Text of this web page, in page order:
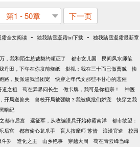
第1 - 50章 下一页
全文阅读 - 独我踏雪凝霜txt下载 - 独我踏雪凝霜最新章
，我和陌生总裁契约领证了 都市女儿国
民间风水师笔
丹田，下午在你坟前烧纸 影视：我在三十而已做曹贼
快
路，反派逼我当团宠
快穿之年代文那些不甘心的悲催
道之祖 苟在异界问长生 做卡牌，我可是你祖宗！
神医
开局送兽夫 兽校开局被强吻？我被疯批们娇宠
快穿之我
暗纪
都市后宫 远征军，从收编溃兵开始称霸南洋
都市欲望：
后宫 都市偷心龙爪手 盲人按摩师 苏倩 浪漫官途
校园
斗罗 造化之王 山乡艳事 穿越大周
苟在青云峰当峰